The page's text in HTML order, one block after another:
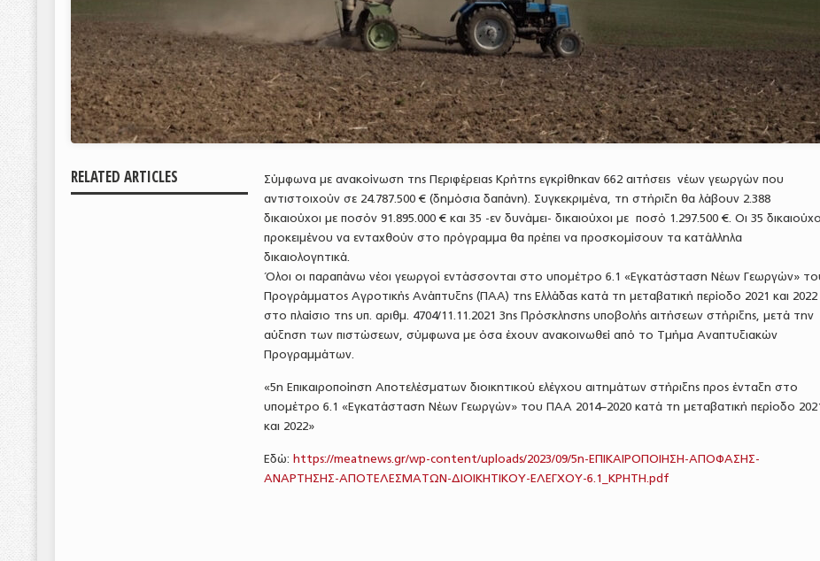
RELATED ARTICLES
Σύμφωνα με ανακοίνωση της Περιφέρειας Κρήτης εγκρίθηκαν 662 αιτήσεις νέων γεωργών που
αντιστοιχούν σε 24.787.500 € (δημόσια δαπάνη). Συγκεκριμένα, τη στήριξη θα λάβουν 2.388
δικαιούχοι με ποσόν 91.895.000 € και 35 -εν δυνάμει- δικαιούχοι με ποσό 1.297.500 €. Οι 35
προκειμένου να ενταχθούν στο πρόγραμμα θα πρέπει να προσκομίσουν τα κατάλληλα
δικαιολογητικά.
Όλοι οι παραπάνω νέοι γεωργοί εντάσσονται στο υπομέτρο 6.1 «Εγκατάσταση Νέων Γεωργών»
Προγράμματος Αγροτικής Ανάπτυξης (ΠΑΑ) της Ελλάδας κατά τη μεταβατική περίοδο 2021 και 2022
στο πλαίσιο της υπ. αριθμ. 4704/11.11.2021 3ης Πρόσκλησης υποβολής αιτήσεων στήριξης, μετά την
αύξηση των πιστώσεων, σύμφωνα με όσα έχουν ανακοινωθεί από το Τμήμα Αναπτυξιακών
Προγραμμάτων.
«5η Επικαιροποίηση Αποτελέσματων διοικητικού ελέγχου αιτημάτων στήριξης προς ένταξη στο
υπομέτρο 6.1 «Εγκατάσταση Νέων Γεωργών» του ΠΑΑ 2014–2020 κατά τη μεταβατική περίοδο
και 2022»
Εδώ: https://meatnews.gr/wp-content/uploads/2023/09/5η-ΕΠΙΚΑΙΡΟΠΟΙΗΣΗ-ΑΠΟΦΑΣΗΣ-
ΑΝΑΡΤΗΣΗΣ-ΑΠΟΤΕΛΕΣΜΑΤΩΝ-ΔΙΟΙΚΗΤΙΚΟΥ-ΕΛΕΓΧΟΥ-6.1_ΚΡΗΤΗ.pdf